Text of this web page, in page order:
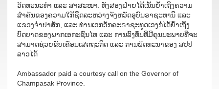
ວັດທະນະທຳ ແລະ ສາສະໜາ. ທັງສອງຝ່າຍໄດ້ເນັ້ນຍ້ຳເຖິງຄວາມ
ສຳຄັນຂອງຄວາມໃກ້ຊິດລະຫວ່າງຈັງຫວັດອຸບົນຣາຊະທານີ ແລະ
ແຂວງຈຳປາສັກ, ແລະ ທ່ານເອກອັກຄະຣາຊະທູດເອງກໍ່ໄດ້ຍ້ຳເຖິງ
ບົດບາດຂອງພາກເອກະຊົນໄທ ແລະ ການລົງທຶນທີ່ມີຄຸນນະພາບທີ່ຈະ
ສາມາດຊ່ວຍຂັບເຄື່ອນເສດຖະກິດ ແລະ ການພັດທະນາຂອງ ສປປ
ລາວໄດ້
Ambassador paid a courtesy call on the Governor of
Champasak Province.